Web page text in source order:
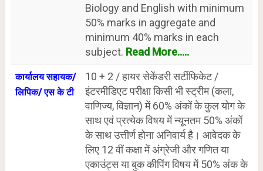
Biology and English with minimum
50% marks in aggregate and
minimum 40% marks in each
subject. Read More.....
कार्यालय सहायक/
लिपिक/ एस के टी
10 + 2 / हायर सेकेंडरी सर्टीफिकेट /
इंटरमीडिएट परीक्षा किसी भी स्ट्रीम (कला,
वाणिज्य, विज्ञान) में 60% अंकों के कुल योग के
साथ एवं प्रत्येक विषय में न्यूनतम 50% अंकों
के साथ उत्तीर्ण होना अनिवार्य है। आवेदक के
लिए 12 वीं कक्षा में अंग्रेजी और गणित या
एकाउंट्स या बुक कीपिंग विषय में 50% अंक के